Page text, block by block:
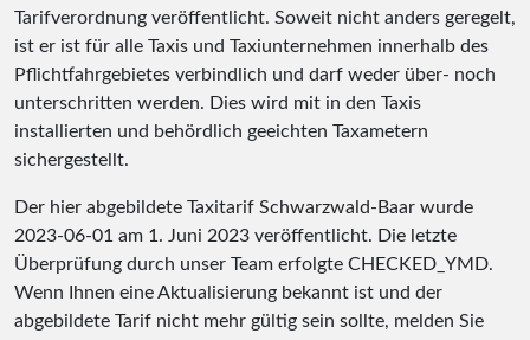
Tarifverordnung veröffentlicht. Soweit nicht anders geregelt,
ist er ist für alle Taxis und Taxiunternehmen innerhalb des
Pflichtfahrgebietes verbindlich und darf weder über- noch
unterschritten werden. Dies wird mit in den Taxis
installierten und behördlich geeichten Taxametern
sichergestellt.
Der hier abgebildete Taxitarif Schwarzwald-Baar wurde
2023-06-01 am 1. Juni 2023 veröffentlicht. Die letzte
Überprüfung durch unser Team erfolgte CHECKED_YMD.
Wenn Ihnen eine Aktualisierung bekannt ist und der
abgebildete Tarif nicht mehr gültig sein sollte, melden Sie